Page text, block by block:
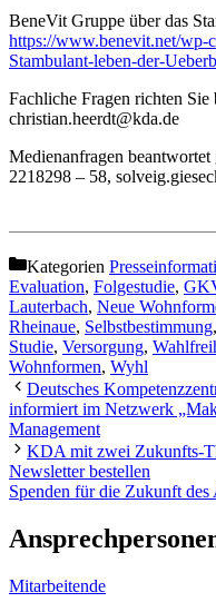
BeneVit Gruppe über das
https://www.benevit.net/wp-
Stambulant-leben-der-
Fachliche Fragen richten
christian.heerdt@kda.de
Medienanfragen
2218298 – 58,
Kategorien
Evaluation, Folgestudie,
Lauterbach, Neue
Rheinaue, Selbstbestimmung,
Studie, Versorgung,
Wohnformen, Wyhl
Deutsches
informiert im Netzwerk
Management
KDA mit zwei Zukunfts-
Newsletter bestellen
Spenden für die Zukunft des
Mitarbeitende